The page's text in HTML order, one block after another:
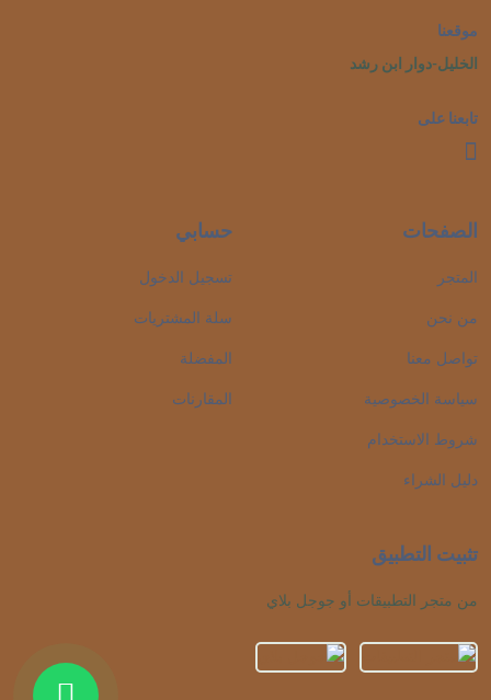
موقعنا
الخليل-دوار ابن رشد
تابعنا على
الصفحات
المتجر
من نحن
تواصل معنا
سياسة الخصوصية
شروط الاستخدام
دليل الشراء
حسابي
تسجيل الدخول
سلة المشتريات
المفضلة
المقارنات
تثبيت التطبيق
من متجر التطبيقات أو جوجل بلاي